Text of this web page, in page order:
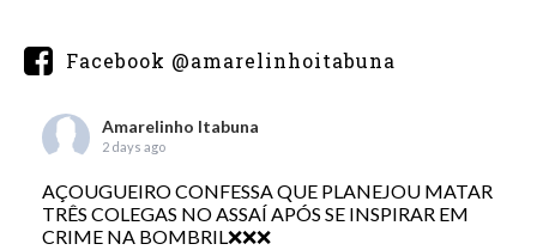
Facebook @amarelinhoitabuna
Amarelinho Itabuna
2 days ago
AÇOUGUEIRO CONFESSA QUE PLANEJOU MATAR
TRÊS COLEGAS NO ASSAÍ APÓS SE INSPIRAR EM
CRIME NA BOMBRIL❌❌❌